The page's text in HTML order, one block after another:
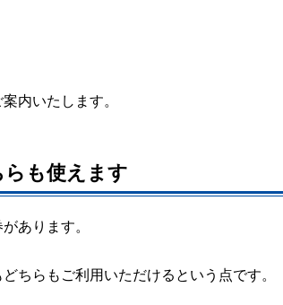
内いたします。
らも使えます
あります。
ちらもご利用いただけるという点です。